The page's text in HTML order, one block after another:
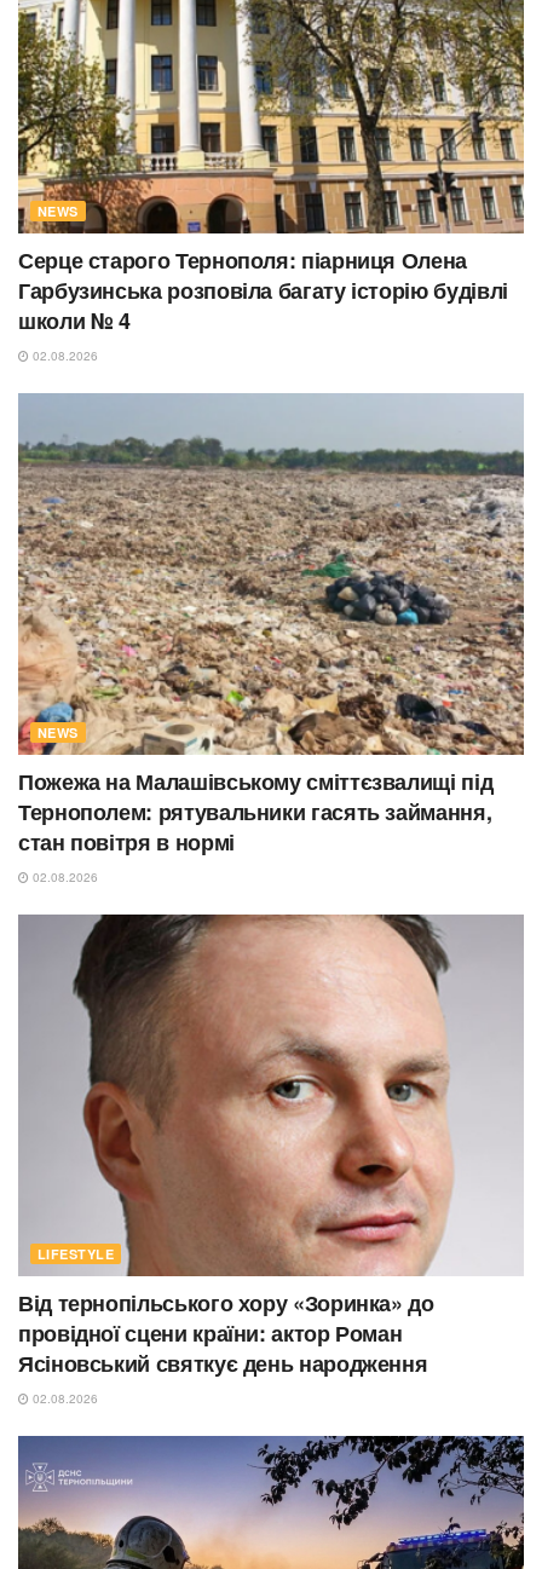
NEWS
Серце старого Тернополя: піарниця Олена
Гарбузинська розповіла багату історію будівлі
школи № 4
02.08.2026
NEWS
Пожежа на Малашівському сміттєзвалищі під
Тернополем: рятувальники гасять займання,
стан повітря в нормі
02.08.2026
LIFESTYLE
Від тернопільського хору «Зоринка» до
провідної сцени країни: актор Роман
Ясіновський святкує день народження
02.08.2026